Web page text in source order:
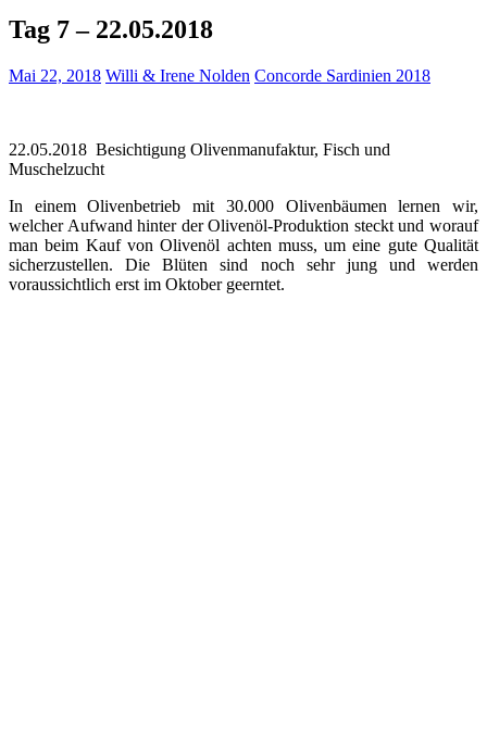
Tag 7 – 22.05.2018
Mai 22, 2018 Willi & Irene Nolden Concorde Sardinien 2018
22.05.2018 Besichtigung Olivenmanufaktur, Fisch und
Muschelzucht
In einem Olivenbetrieb mit 30.000 Olivenbäumen lernen wir,
welcher Aufwand hinter der Olivenöl-Produktion steckt und worauf
man beim Kauf von Olivenöl achten muss, um eine gute Qualität
sicherzustellen. Die Blüten sind noch sehr jung und werden
voraussichtlich erst im Oktober geerntet.